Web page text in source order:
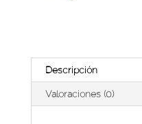
Descripción
Valoraciones (0)